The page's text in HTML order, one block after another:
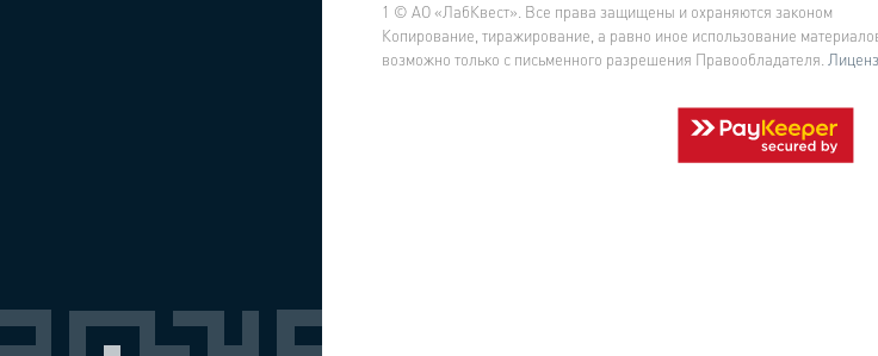
1 © АО «ЛабКвест». Все права защищены и охраняются законом
Копирование, тиражирование, а равно иное использование
возможно только с письменного разрешения Правообладателя.